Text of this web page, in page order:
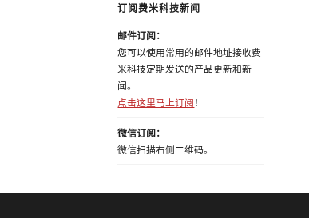
订阅费米科技新闻
邮件订阅：
您可以使用常用的邮件地址接收费
米科技定期发送的产品更新和新
闻。
点击这里马上订阅 ！
微信订阅：
微信扫描右侧二维码。